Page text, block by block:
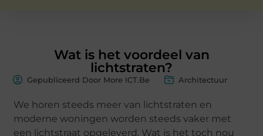
Wat is het voordeel van
lichtstraten?
Gepubliceerd Door More ICT.Be Architectuur
We horen steeds meer van lichtstraten en
moderne woningen worden steeds vaker met
een lichtstraat opgeleverd. Wat is het toch nou